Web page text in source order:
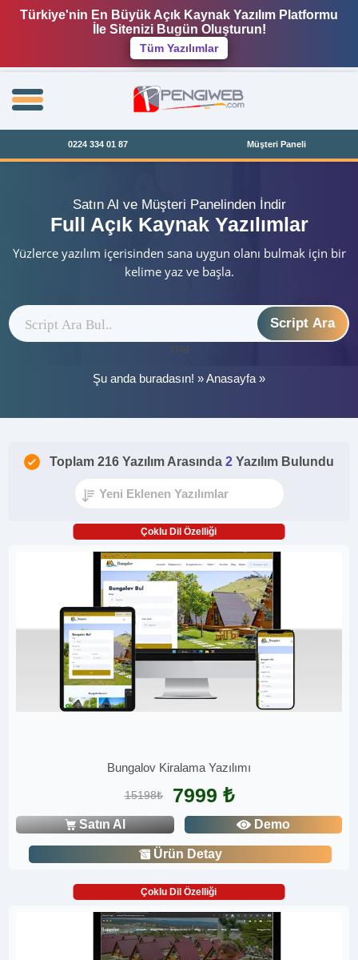
Türkiye'nin En Büyük Açık Kaynak Yazılım Platformu
İle Sitenizi Bugün Oluşturun!
Tüm Yazılımlar
0224 334 01 87 Müşteri Paneli
Satın Al ve Müşteri Panelinden İndir
Full Açık Kaynak Yazılımlar
Yüzlerce yazılım içerisinden sana uygun olanı bulmak için bir
kelime yaz ve başla.
Script Ara
ytag
Şu anda buradasın! »Anasayfa »
Toplam 216 Yazılım Arasında 2 Yazılım Bulundu
Çoklu Dil Özelliği
Bungalov Kiralama Yazılımı
15198₺ 7999 ₺
Satın Al Demo
Ürün Detay
Çoklu Dil Özelliği